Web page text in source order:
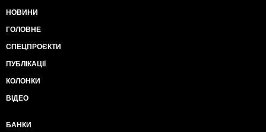
НОВИНИ
ГОЛОВНЕ
СПЕЦПРОЄКТИ
ПУБЛІКАЦІЇ
КОЛОНКИ
ВІДЕО
БАНКИ